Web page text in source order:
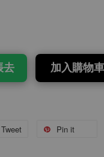
去 加入購物車
Tweet Pin it